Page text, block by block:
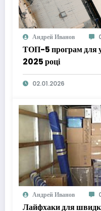
Андрей Иванов
ТОП-5 програм для
2025 році
02.01.2026
Андрей Иванов
Лайфхаки для